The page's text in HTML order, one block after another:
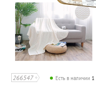
266547 Есть в наличии 1